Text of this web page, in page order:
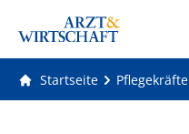
Startseite Pflegekräfte